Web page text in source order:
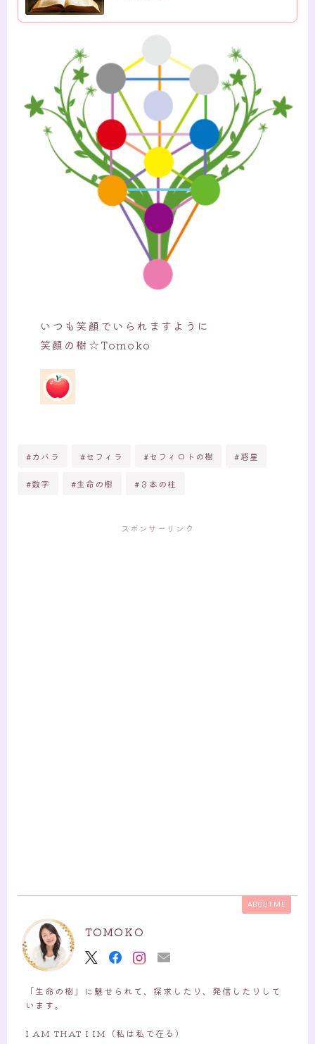
いつも笑顔でいられますように
笑顔の樹☆Tomoko
#カバラ #セフィラ #セフィロトの樹 #惑星
#数字 #生命の樹 #３本の柱
スポンサーリンク
ABOUT ME
TOMOKO
「生命の樹」に魅せられて、探求したり、発信したりして
います。
I AM THAT I IM（私は私で在る）